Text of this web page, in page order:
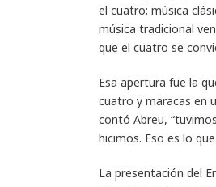
el cuatro: música
música tradicional
que el cuatro se
Esa apertura fue la
cuatro y maracas en
contó Abreu,
hicimos. Eso es lo
La presentación del